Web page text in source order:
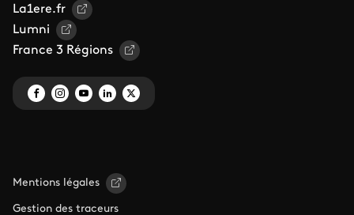
La1ere.fr
Lumni
France 3 Régions
Mentions légales
Gestion des traceurs